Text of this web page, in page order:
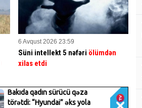
6 Avqust 2026 23:59
Süni intellekt 5 nəfəri ölümdən
xilas etdi